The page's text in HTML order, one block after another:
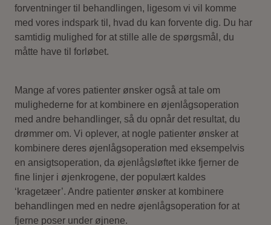
forventninger til behandlingen, ligesom vi vil komme
med vores indspark til, hvad du kan forvente dig. Du har
samtidig mulighed for at stille alle de spørgsmål, du
måtte have til forløbet.
Mange af vores patienter ønsker også at tale om
mulighederne for at kombinere en øjenlågsoperation
med andre behandlinger, så du opnår det resultat, du
drømmer om. Vi oplever, at nogle patienter ønsker at
kombinere deres øjenlågsoperation med eksempelvis
en ansigtsoperation, da øjenlågsløftet ikke fjerner de
fine linjer i øjenkrogene, der populært kaldes
‘kragetæer’. Andre patienter ønsker at kombinere
behandlingen med en nedre øjenlågsoperation for at
fjerne poser under øjnene.